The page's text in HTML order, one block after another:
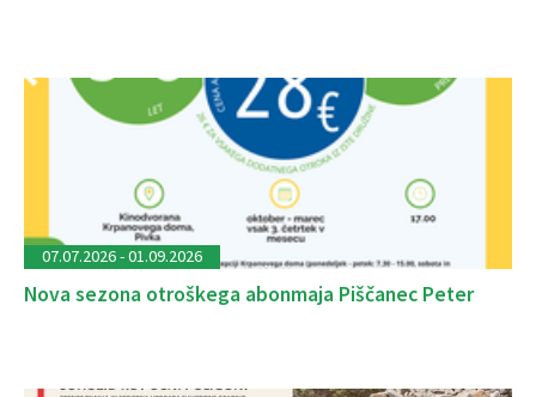
Nova sezona otroškega abonmaja Piščanec Peter
07.07.2026 - 01.09.2026